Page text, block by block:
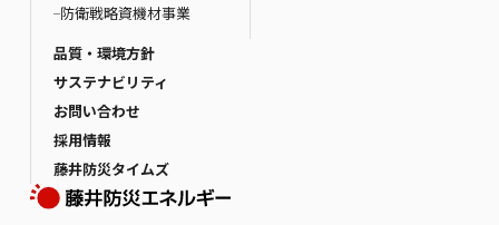
防衛戦略資機材事業
品質・環境方針
サステナビリティ
お問い合わせ
採用情報
藤井防災タイムズ